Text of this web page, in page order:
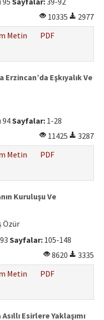
10335
2977
Metin
PDF
Eşkıyalık Ve
94Sayfalar: 1-28
11425
3287
Metin
PDF
Kuruluşu Ve
Özür
Sayfalar: 105-148
8620
3335
Metin
PDF
Esirlere Yaklaşımı